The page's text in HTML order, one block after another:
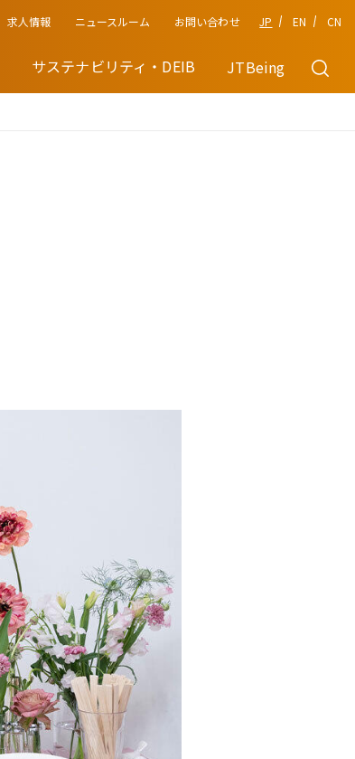
サステナビリティ・DEIB JTBeing
求人情報 ニュースルーム お問い合わせ JP EN CN